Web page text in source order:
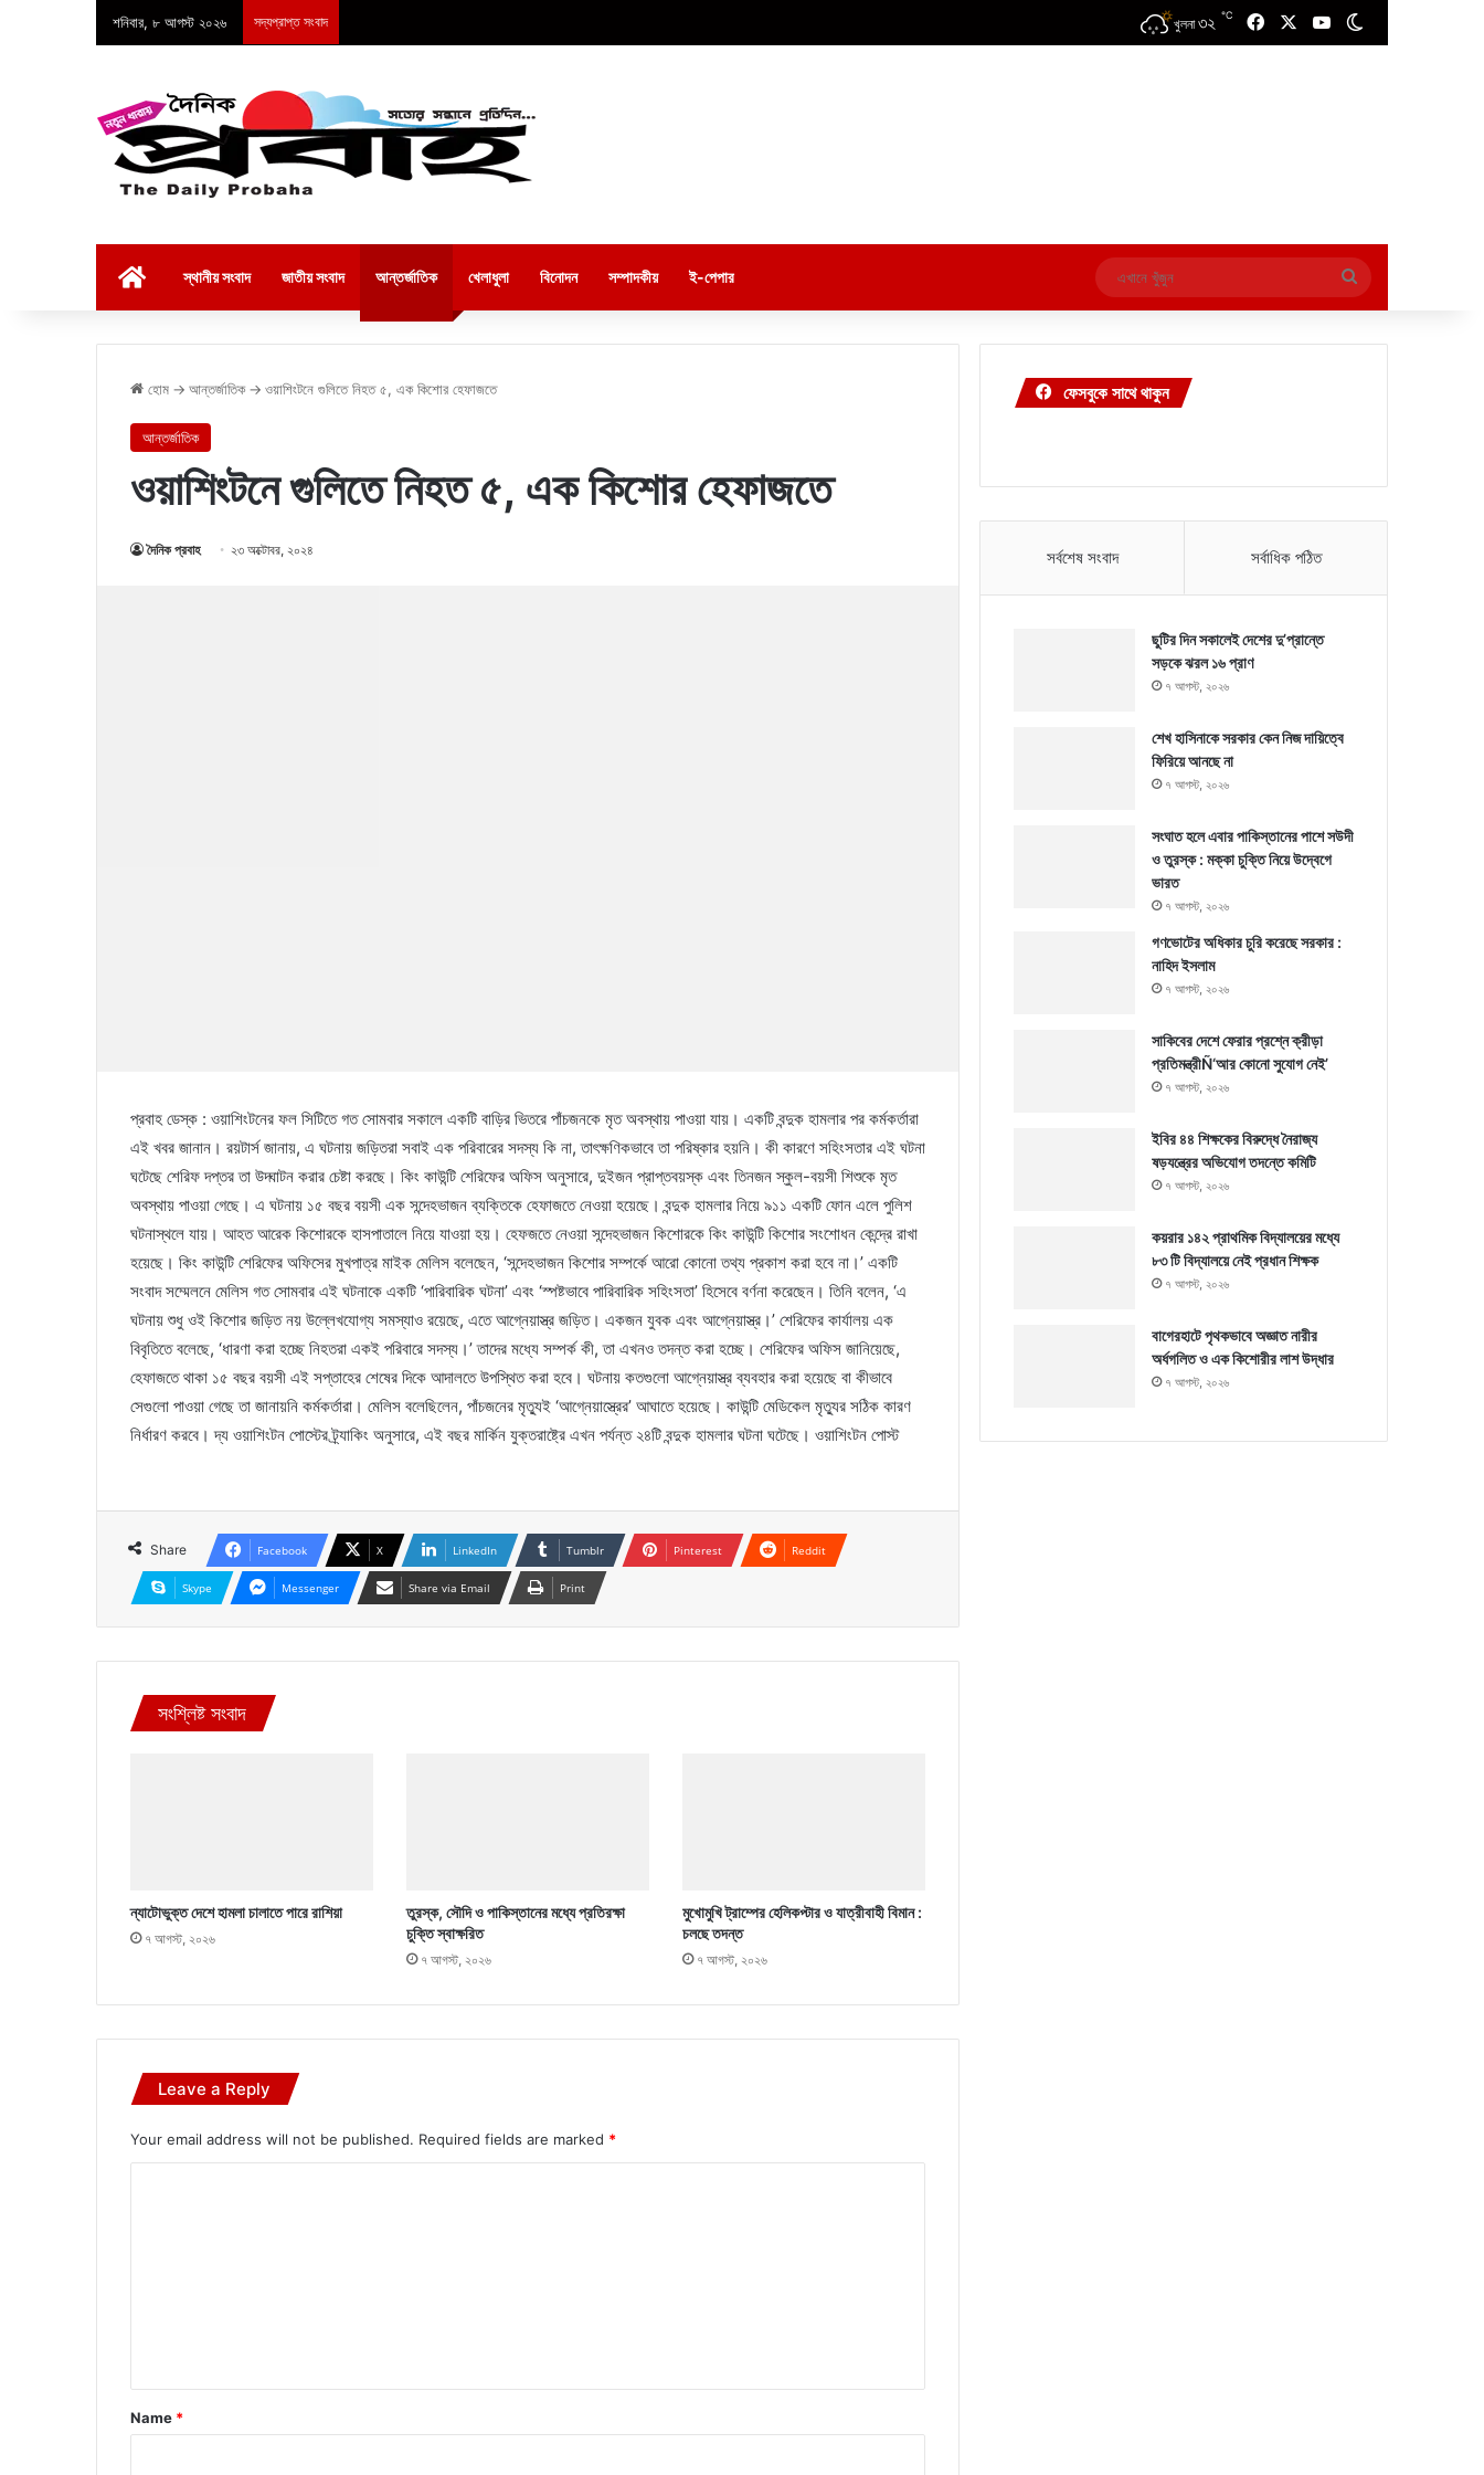
শনিবার, ৮ আগস্ট ২০২৬ সদ্যপ্রাপ্ত সংবাদ খুলনা ৩২ ℃ FacebookYouTube
স্থানীয় সংবাদ জাতীয় সংবাদ আন্তর্জাতিক খেলাধুলা বিনোদন সম্পাদকীয় ই-পেপার
এখানে
খুঁজুন
হোম → আন্তর্জাতিক → ওয়াশিংটনে গুলিতে নিহত ৫, এক কিশোর হেফাজতে
আন্তর্জাতিক
ওয়াশিংটনে গুলিতে নিহত ৫, এক কিশোর হেফাজতে
দৈনিক প্রবাহ ২৩ অক্টোবর, ২০২৪
প্রবাহ ডেস্ক : ওয়াশিংটনের ফল সিটিতে গত সোমবার সকালে একটি বাড়ির ভিতরে পাঁচজনকে মৃত অবস্থায় পাওয়া যায়। একটি বন্দুক হামলার পর কর্মকর্তারা
এই খবর জানান। রয়টার্স জানায়, এ ঘটনায় জড়িতরা সবাই এক পরিবারের সদস্য কি না, তাৎক্ষণিকভাবে তা পরিষ্কার হয়নি। কী কারণে সহিংসতার এই ঘটনা
ঘটেছে শেরিফ দপ্তর তা উদ্ঘাটন করার চেষ্টা করছে। কিং কাউন্টি শেরিফের অফিস অনুসারে, দুইজন প্রাপ্তবয়স্ক এবং তিনজন স্কুল-বয়সী শিশুকে মৃত
অবস্থায় পাওয়া গেছে। এ ঘটনায় ১৫ বছর বয়সী এক সন্দেহভাজন ব্যক্তিকে হেফাজতে নেওয়া হয়েছে। বন্দুক হামলার নিয়ে ৯১১ একটি ফোন এলে পুলিশ
ঘটনাস্থলে যায়। আহত আরেক কিশোরকে হাসপাতালে নিয়ে যাওয়া হয়। হেফজতে নেওয়া সন্দেহভাজন কিশোরকে কিং কাউন্টি কিশোর সংশোধন কেন্দ্রে রাখা
হয়েছে। কিং কাউন্টি শেরিফের অফিসের মুখপাত্র মাইক মেলিস বলেছেন, ‘সন্দেহভাজন কিশোর সম্পর্কে আরো কোনো তথ্য প্রকাশ করা হবে না।’ একটি
সংবাদ সম্মেলনে মেলিস গত সোমবার এই ঘটনাকে একটি ‘পারিবারিক ঘটনা’ এবং ‘স্পষ্টভাবে পারিবারিক সহিংসতা’ হিসেবে বর্ণনা করেছেন। তিনি বলেন, ‘এ
ঘটনায় শুধু ওই কিশোর জড়িত নয় উল্লেখযোগ্য সমস্যাও রয়েছে, এতে আগ্নেয়াস্ত্র জড়িত। একজন যুবক এবং আগ্নেয়াস্ত্র।’ শেরিফের কার্যালয় এক
বিবৃতিতে বলেছে, ‘ধারণা করা হচ্ছে নিহতরা একই পরিবারে সদস্য।’ তাদের মধ্যে সম্পর্ক কী, তা এখনও তদন্ত করা হচ্ছে। শেরিফের অফিস জানিয়েছে,
হেফাজতে থাকা ১৫ বছর বয়সী এই সপ্তাহের শেষের দিকে আদালতে উপস্থিত করা হবে। ঘটনায় কতগুলো আগ্নেয়াস্ত্র ব্যবহার করা হয়েছে বা কীভাবে
সেগুলো পাওয়া গেছে তা জানায়নি কর্মকর্তারা। মেলিস বলেছিলেন, পাঁচজনের মৃত্যুই ‘আগ্নেয়াস্ত্রের’ আঘাতে হয়েছে। কাউন্টি মেডিকেল মৃত্যুর সঠিক কারণ
নির্ধারণ করবে। দ্য ওয়াশিংটন পোস্টের ট্র্যাকিং অনুসারে, এই বছর মার্কিন যুক্তরাষ্ট্রে এখন পর্যন্ত ২৪টি বন্দুক হামলার ঘটনা ঘটেছে। ওয়াশিংটন পোস্ট
Share Facebook X LinkedIn Tumblr Pinterest Reddit
Skype Messenger Share via Email Print
সংশ্লিষ্ট সংবাদ
ন্যাটোভুক্ত দেশে হামলা চালাতে পারে রাশিয়া
৭ আগস্ট, ২০২৬
তুরস্ক, সৌদি ও পাকিস্তানের মধ্যে প্রতিরক্ষা
চুক্তি স্বাক্ষরিত
৭ আগস্ট, ২০২৬
মুখোমুখি ট্রাম্পের হেলিকপ্টার ও যাত্রীবাহী বিমান :
চলছে তদন্ত
৭ আগস্ট, ২০২৬
Leave a Reply
Your email address will not be published. Required fields are marked *
*
Name *
ফেসবুকে সাথে থাকুন
সর্বশেষ সংবাদ সর্বাধিক পঠিত
ছুটির দিন সকালেই দেশের দু’প্রান্তে
সড়কে ঝরল ১৬ প্রাণ
৭ আগস্ট, ২০২৬
শেখ হাসিনাকে সরকার কেন নিজ দায়িত্বে
ফিরিয়ে আনছে না
৭ আগস্ট, ২০২৬
সংঘাত হলে এবার পাকিস্তানের পাশে সউদী
ও তুরস্ক : মক্কা চুক্তি নিয়ে উদ্বেগে
ভারত
৭ আগস্ট, ২০২৬
গণভোটের অধিকার চুরি করেছে সরকার :
নাহিদ ইসলাম
৭ আগস্ট, ২০২৬
সাকিবের দেশে ফেরার প্রশ্নে ক্রীড়া
প্রতিমন্ত্রীÑ‘আর কোনো সুযোগ নেই’
৭ আগস্ট, ২০২৬
ইবির ৪৪ শিক্ষকের বিরুদ্ধে নৈরাজ্য
ষড়যন্ত্রের অভিযোগ তদন্তে কমিটি
৭ আগস্ট, ২০২৬
কয়রার ১৪২ প্রাথমিক বিদ্যালয়ের মধ্যে
৮৩ টি বিদ্যালয়ে নেই প্রধান শিক্ষক
৭ আগস্ট, ২০২৬
বাগেরহাটে পৃথকভাবে অজ্ঞাত নারীর
অর্ধগলিত ও এক কিশোরীর লাশ উদ্ধার
৭ আগস্ট, ২০২৬